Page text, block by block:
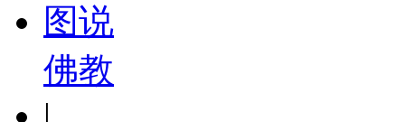
图说
佛教